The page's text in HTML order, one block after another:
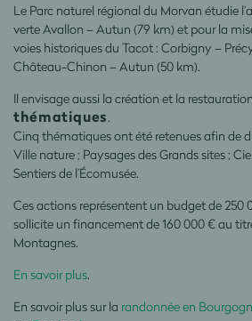
Le Parc naturel régional du Morvan étudie
verte Avallon – Autun (79 km) et pour la
voies historiques du Tacot : Corbigny –
Château-Chinon – Autun (50 km).
Il envisage aussi la création et la
thématiques.
Cinq thématiques ont été retenues afin de
Ville nature ; Paysages des Grands sites ;
Sentiers de l’Écomusée.
Ces actions représentent un budget de 250
sollicite un financement de 160 000 € au
Montagnes.
En savoir plus.
En savoir plus sur la randonnée en